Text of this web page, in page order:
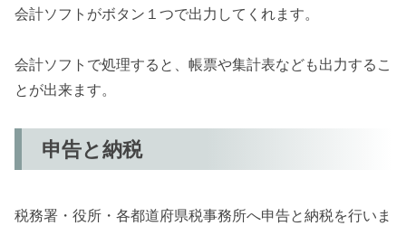
会計ソフトがボタン１つで出力してくれます。
会計ソフトで処理すると、帳票や集計表なども出力するこ
とが出来ます。
申告と納税
税務署・役所・各都道府県税事務所へ申告と納税を行いま